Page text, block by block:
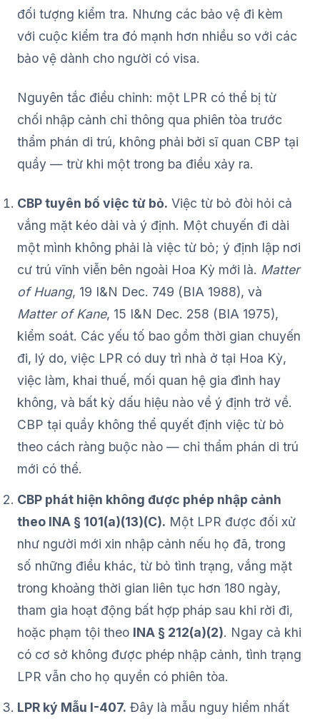
đối tượng kiểm tra. Nhưng các bảo vệ đi kèm
với cuộc kiểm tra đó mạnh hơn nhiều so với các
bảo vệ dành cho người có visa.
Nguyên tắc điều chỉnh: một LPR có thể bị từ
chối nhập cảnh chỉ thông qua phiên tòa trước
thẩm phán di trú, không phải bởi sĩ quan CBP tại
quầy — trừ khi một trong ba điều xảy ra.
CBP tuyên bố việc từ bỏ. Việc từ bỏ đòi hỏi cả
vắng mặt kéo dài và ý định. Một chuyến đi dài
một mình không phải là việc từ bỏ; ý định lập nơi
cư trú vĩnh viễn bên ngoài Hoa Kỳ mới là. Matter
of Huang, 19 I&N Dec. 749 (BIA 1988), và
Matter of Kane, 15 I&N Dec. 258 (BIA 1975),
kiểm soát. Các yếu tố bao gồm thời gian chuyến
đi, lý do, việc LPR có duy trì nhà ở tại Hoa Kỳ,
việc làm, khai thuế, mối quan hệ gia đình hay
không, và bất kỳ dấu hiệu nào về ý định trở về.
CBP tại quầy không thể quyết định việc từ bỏ
theo cách ràng buộc nào — chỉ thẩm phán di trú
mới có thể.
CBP phát hiện không được phép nhập cảnh
theo INA § 101(a)(13)(C). Một LPR được đối xử
như người mới xin nhập cảnh nếu họ đã, trong
số những điều khác, từ bỏ tình trạng, vắng mặt
trong khoảng thời gian liên tục hơn 180 ngày,
tham gia hoạt động bất hợp pháp sau khi rời đi,
hoặc phạm tội theo INA § 212(a)(2). Ngay cả khi
có cơ sở không được phép nhập cảnh, tình trạng
LPR vẫn cho họ quyền có phiên tòa.
LPR ký Mẫu I-407. Đây là mẫu nguy hiểm nhất